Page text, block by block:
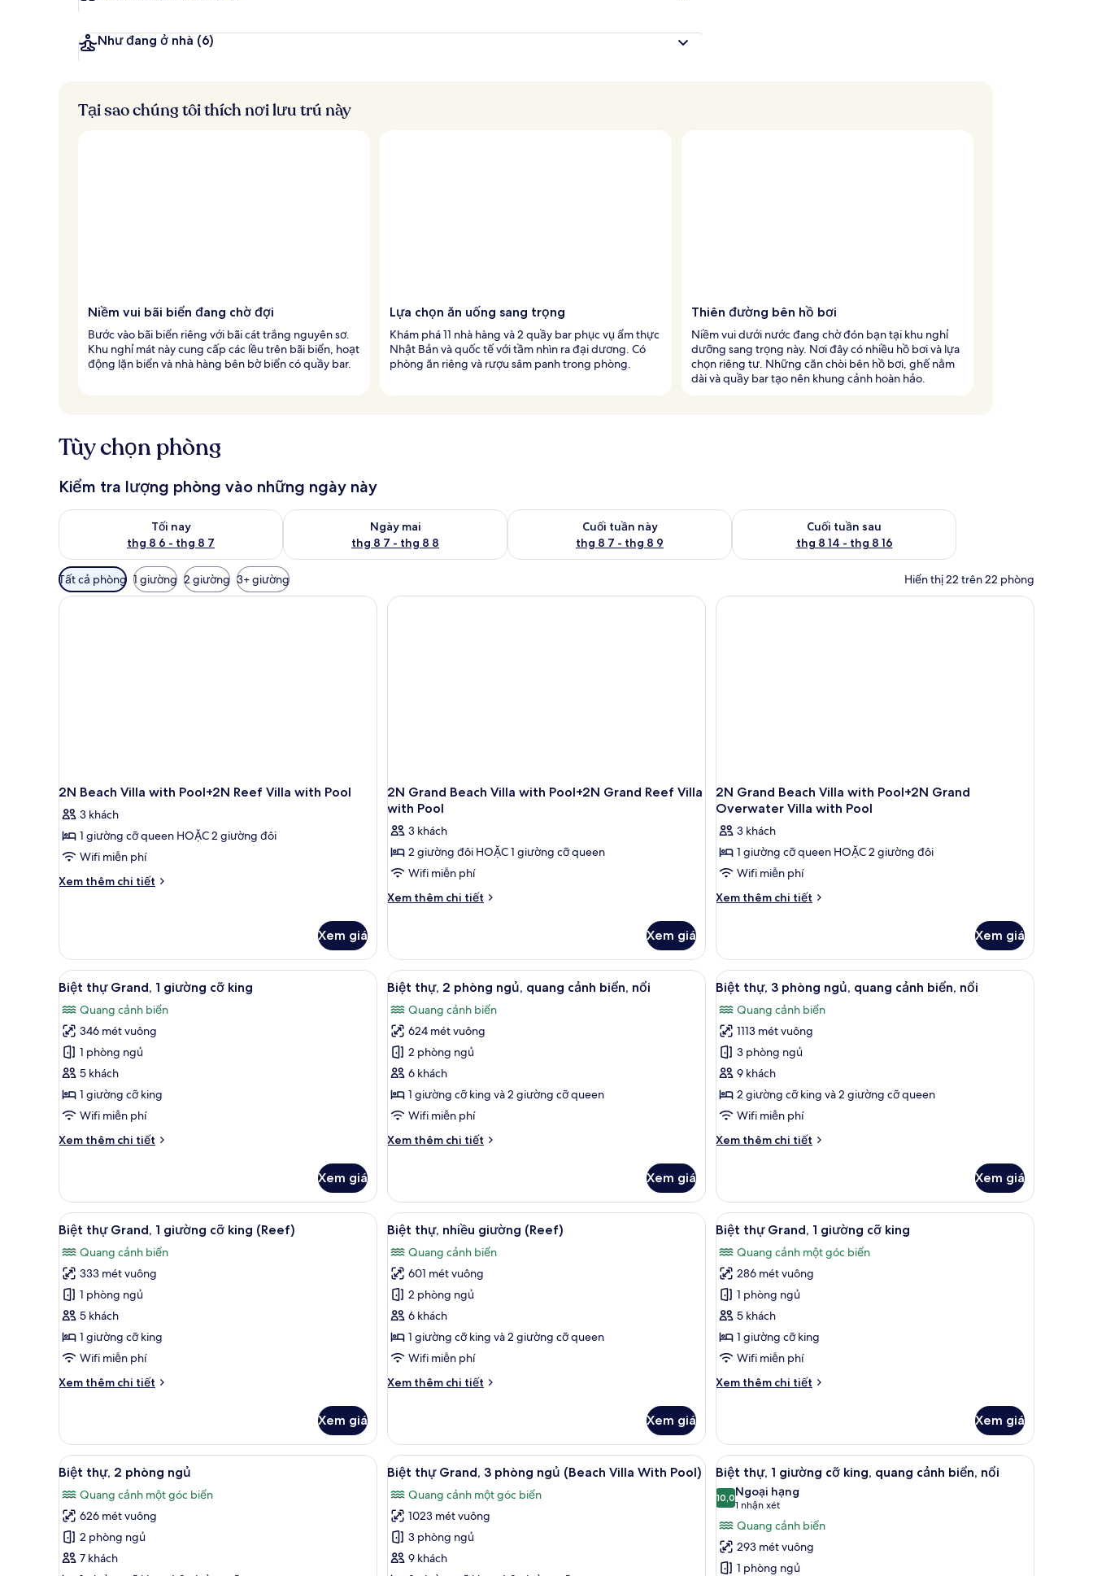
Như đang ở nhà (6)
Tại sao chúng tôi thích nơi lưu trú này
Niềm vui bãi biển đang chờ đợi
Bước vào bãi biển riêng với bãi cát trắng nguyên sơ.
Khu nghỉ mát này cung cấp các lều trên bãi biển, hoạt
động lặn biển và nhà hàng bên bờ biển có quầy bar.
Lựa chọn ăn uống sang trọng
Khám phá 11 nhà hàng và 2 quầy bar phục vụ ẩm thực
Nhật Bản và quốc tế với tầm nhìn ra đại dương. Có
phòng ăn riêng và rượu sâm panh trong phòng.
Thiên đường bên hồ bơi
Niềm vui dưới nước đang chờ đón bạn tại khu nghỉ
dưỡng sang trọng này. Nơi đây có nhiều hồ bơi và lựa
chọn riêng tư. Những căn chòi bên hồ bơi, ghế nằm
dài và quầy bar tạo nên khung cảnh hoàn hảo.
Tùy chọn phòng
Kiểm tra lượng phòng vào những ngày này
Tối nay
thg 8 6 - thg 8 7
Kiểm tra lượng phòng tối nay từ thg 8 6 - thg 8 7
Ngày mai
thg 8 7 - thg 8 8
Kiểm tra lượng phòng ngày mai từ thg 8 7 - thg 8 8
Cuối tuần này
thg 8 7 - thg 8 9
Kiểm tra lượng phòng cuối tuần này từ thg 8 7 - thg 8 9
Cuối tuần sau
thg 8 14 - thg 8 16
Kiểm tra lượng phòng cuối tuần tới từ thg 8 14 - thg 8 16
Bộ
lọc
có
Tất cả phòng 1 giường 2 giường 3+ giường Hiển thị 22 trên 22 phòng
2N Beach Villa with Pool+2N Reef Villa with Pool
3 khách
1 giường cỡ queen HOẶC 2 giường đôi
Wifi miễn phí
Xem thêm chi tiết
Chi
Beach
Villa
with
Pool+2N
Reef
Villa
with
Pool
Xem giá
2N Grand Beach Villa with Pool+2N Grand Reef Villa
with Pool
3 khách
2 giường đôi HOẶC 1 giường cỡ queen
Wifi miễn phí
Xem thêm chi tiết
Chi
2N
Grand
Beach
Villa
with
Pool+2N
Grand
Reef
Villa
with
Pool
Xem giá
2N Grand Beach Villa with Pool+2N Grand
Overwater Villa with Pool
3 khách
1 giường cỡ queen HOẶC 2 giường đôi
Wifi miễn phí
Xem thêm chi tiết
Chi
2N
Grand
Beach
Villa
with
Pool+2N
Grand
Overwater
Villa
with
Pool
Xem giá
Xem
tất
cả
ảnh
Biệt
thự
Grand,
1
cỡ
1 phòng ngủ, bộ đồ giường cao cấp, minibar, két bảo mật tại phòng
7
Biệt thự Grand, 1 giường cỡ king
Quang cảnh biển
346 mét vuông
1 phòng ngủ
5 khách
1 giường cỡ king
Wifi miễn phí
Xem thêm chi tiết
Chi
Biệt
thự
Grand,
giường
cỡ
king
Xem giá
Xem
tất
cả
ảnh
Biệt
thự,
2
phòng
quang
nổi
Biệt thự, 2 phòng ngủ, quang cảnh biển, nổi | 1 phòng ngủ, bộ đồ giường cao cấp, minibar, két bảo mật tại
8
Biệt thự, 2 phòng ngủ, quang cảnh biển, nổi
Quang cảnh biển
624 mét vuông
2 phòng ngủ
6 khách
1 giường cỡ king và 2 giường cỡ queen
Wifi miễn phí
Xem thêm chi tiết
Chi
Biệt
thự,
2
phòng
ngủ,
quang
cảnh
biển,
nổi
Xem giá
Xem
tất
cả
ảnh
Biệt
thự,
3
phòng
quang
nổi
1 phòng ngủ, bộ đồ giường cao cấp,
8
Biệt thự, 3 phòng ngủ, quang cảnh biển, nổi
Quang cảnh biển
1113 mét vuông
3 phòng ngủ
9 khách
2 giường cỡ king và 2 giường cỡ queen
Wifi miễn phí
Xem thêm chi tiết
Chi
Biệt
thự,
3
phòng
ngủ,
quang
cảnh
biển,
nổi
Xem giá
Xem
tất
cả
ảnh
Biệt
thự
Grand,
1
cỡ
8
Biệt thự Grand, 1 giường cỡ king (Reef)
Quang cảnh biển
333 mét vuông
1 phòng ngủ
5 khách
1 giường cỡ king
Wifi miễn phí
Xem thêm chi tiết
Chi
Biệt
thự
Grand,
giường
cỡ
king
(Reef)
Xem giá
Xem
tất
cả
ảnh
Biệt
thự,
nhiều
giường
1 phòng ngủ, bộ đồ giường cao cấp, minibar, két bảo mật tại phòng
9
Biệt thự, nhiều giường (Reef)
Quang cảnh biển
601 mét vuông
2 phòng ngủ
6 khách
1 giường cỡ king và 2 giường cỡ queen
Wifi miễn phí
Xem thêm chi tiết
Chi
Biệt
thự,
nhiều
giường
(Reef)
Xem giá
Xem
tất
cả
ảnh
Biệt
thự
Grand,
1
cỡ
10
Biệt thự Grand, 1 giường cỡ king
Quang cảnh một góc biển
286 mét vuông
1 phòng ngủ
5 khách
1 giường cỡ king
Wifi miễn phí
Xem thêm chi tiết
Chi
Biệt
thự
Grand,
giường
king
Xem giá
Xem
tất
cả
ảnh
Biệt
thự,
10
Biệt thự, 2 phòng ngủ
Quang cảnh một góc biển
626 mét vuông
2 phòng ngủ
7 khách
Xem
tất
cả
ảnh
Biệt
thự
Biệt thự Grand, 3 phòng ngủ (Beach Villa With Pool) | Quang cảnh từ phòng
10
Biệt thự Grand, 3 phòng ngủ (Beach Villa With Pool)
Quang cảnh một góc biển
1023 mét vuông
3 phòng ngủ
9 khách
Xem
tất
cả
ảnh
Biệt
thự,
Biệt thự, 1 giường cỡ king, quang cảnh
6
Biệt thự, 1 giường cỡ king, quang cảnh biển, nổi
10,010,0 trên 10
Ngoại hạng
1 nhận xét
(1
nhận
xét)
Quang cảnh biển
293 mét vuông
1 phòng ngủ